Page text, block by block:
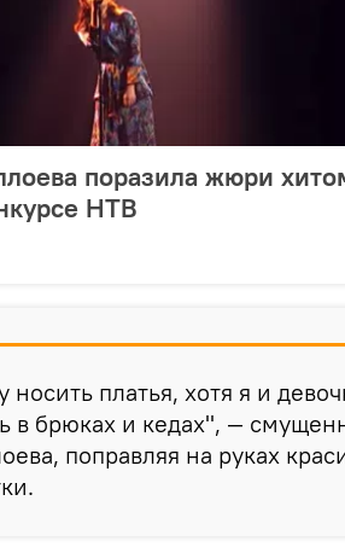
поразила жюри
НТВ
носить платья, хотя я и
в брюках и кедах", —
поправляя на руках